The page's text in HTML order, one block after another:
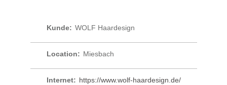
Kunde: WOLF Haardesign
Location: Miesbach
Internet: https://www.wolf-haardesign.de/